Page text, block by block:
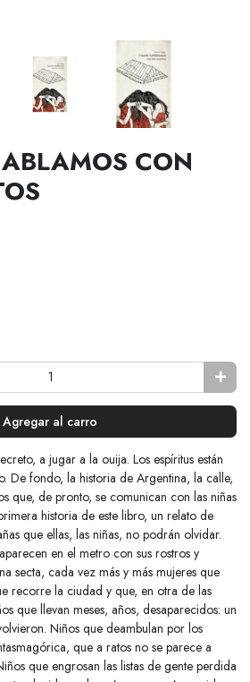
CON
Agregar al carro
a jugar a la ouija. Los espíritus están
De fondo, la historia de Argentina, la calle,
que, de pronto, se comunican con las niñas
historia de este libro, un relato de
que ellas, las niñas, no podrán olvidar.
en el metro con sus rostros y
secta, cada vez más y más mujeres que
recorre la ciudad y que, en otra de las
que llevan meses, años, desaparecidos: un
Niños que deambulan por los
que a ratos no se parece a
que engrosan las listas de gente perdida